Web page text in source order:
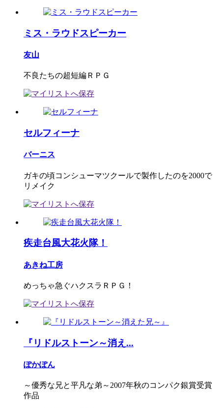
ミス・ラウドスピーカー
友山
不良たちの超短編ＲＰＧ
セルフィーナ
バーニス
ガキの頃コンシューマツクールで製作したのを2000で
リメイク
疾走台風大花火隊！
あきね工房
めっちゃ急ぐハクスラＲＰＧ！
『リドルストーン～消え...
ぽかぽん
～優秀な兄と平凡な弟～2007年秋のコンパク銀賞受賞
作品